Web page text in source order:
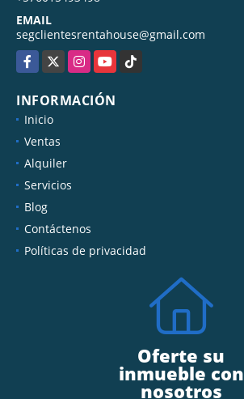
EMAIL
segclientesrentahouse@gmail.com
Facebook
X InstagramYouTubeTikTok
INFORMACIÓN
Inicio
Ventas
Alquiler
Servicios
Blog
Contáctenos
Políticas de privacidad
Oferte su
inmueble con
nosotros